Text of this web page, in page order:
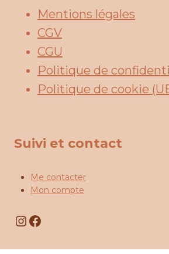
Mentions légales
CGV
CGU
Politique de
Politique de cookie
Suivi et contact
Me contacter
Mon compte
Instagram
Facebook